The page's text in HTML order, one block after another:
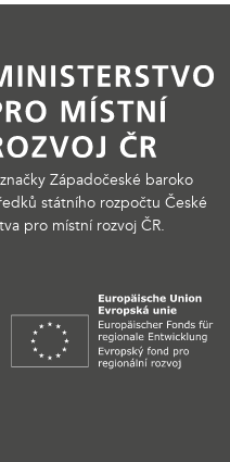
Západočeské baroko
státního rozpočtu České
pro místní rozvoj ČR.